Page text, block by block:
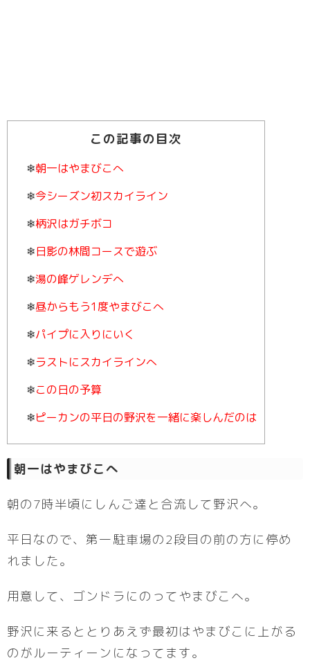
この記事の目次
朝一はやまびこへ
今シーズン初スカイライン
柄沢はガチボコ
日影の林間コースで遊ぶ
湯の峰ゲレンデへ
昼からもう1度やまびこへ
パイプに入りにいく
ラストにスカイラインへ
この日の予算
ピーカンの平日の野沢を一緒に楽しんだのは
朝一はやまびこへ
朝の7時半頃にしんご達と合流して野沢へ。
平日なので、第一駐車場の2段目の前の方に停め
れました。
用意して、ゴンドラにのってやまびこへ。
野沢に来るととりあえず最初はやまびこに上がる
のがルーティーンになってます。